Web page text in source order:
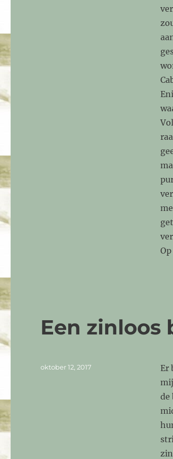
Een zinloos
Er
de
Geplaatst
oktober 12, 2017